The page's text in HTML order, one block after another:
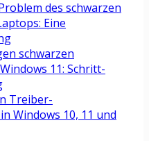
des schwarzen
Eine
schwarzen
11: Schritt-
Treiber-
Windows 10, 11 und